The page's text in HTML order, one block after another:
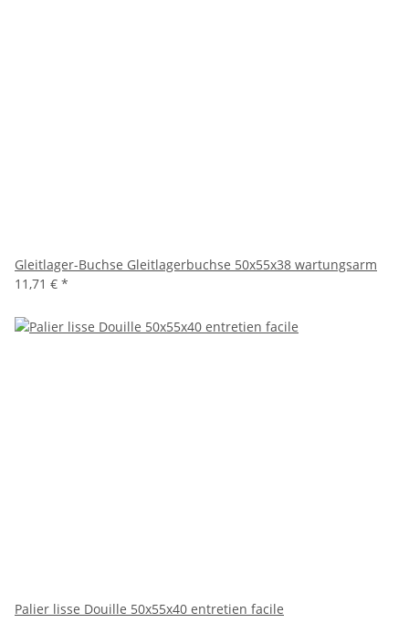
Gleitlager-Buchse Gleitlagerbuchse 50x55x38 wartungsarm
11,71 € *
Palier lisse Douille 50x55x40 entretien facile